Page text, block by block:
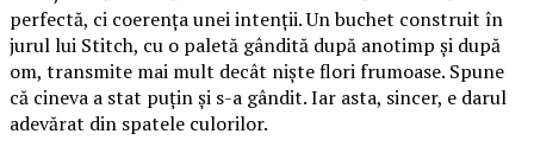
perfectă, ci coerența unei intenții. Un buchet construit în
jurul lui Stitch, cu o paletă gândită după anotimp și după
om, transmite mai mult decât niște flori frumoase. Spune
că cineva a stat puțin și s-a gândit. Iar asta, sincer, e darul
adevărat din spatele culorilor.